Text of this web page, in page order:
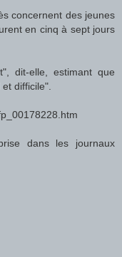
concernent des jeunes
en cinq à sept jours
dit-elle, estimant que
difficile".
dans les journaux